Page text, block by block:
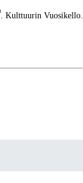
. Kulttuurin Vuosikello.